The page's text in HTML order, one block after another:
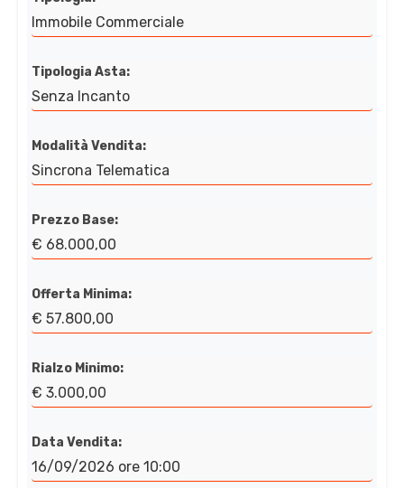
Immobile Commerciale
Tipologia Asta:
Senza Incanto
Modalità Vendita:
Sincrona Telematica
Prezzo Base:
€ 68.000,00
Offerta Minima:
€ 57.800,00
Rialzo Minimo:
€ 3.000,00
Data Vendita:
16/09/2026 ore 10:00